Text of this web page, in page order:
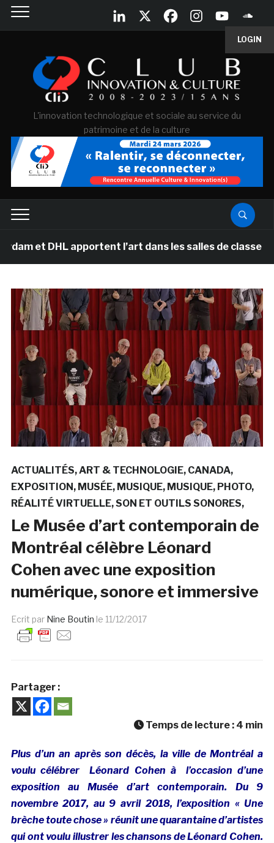
LOGIN
L'innovation technologique et sociale au service du
patrimoine et de la culture
DHL apportent l’art dans les salles de classe des
ACTUALITÉS ART & TECHNOLOGIE CANADA
EXPOSITION MUSÉE MUSIQUE MUSIQUE PHOTO
RÉALITÉ VIRTUELLE SON ET OUTILS SONORES
Le Musée d’art contemporain de
Montréal célèbre Léonard
Cohen avec une exposition
numérique, sonore et immersive
Ecrit par Nine Boutin le 11/12/2017
Partager :
Temps de lecture : 4 min
Plus d’un an après son décès, la ville de Montréal a
voulucélébrer Léonard Cohen à l’occasion d’une
exposition au Musée d’art contemporain. Du 9
novembre 2017, au 9 avril 2018, l’exposition « Une
brèche toute chose » réunit une quarantaine d’artistes
qui ont voulu illustrer les chansons de Léonard Cohen.